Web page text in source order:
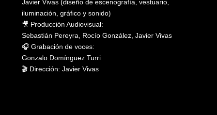
Javier Vivas (diseño de escenografía, vestuario,
iluminación, gráfico y sonido)
🎥 Producción Audiovisual:
Sebastián Pereyra, Rocío González, Javier Vivas
🎧 Grabación de voces:
Gonzalo Domínguez Turri
🎬 Dirección: Javier Vivas